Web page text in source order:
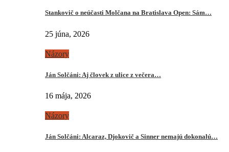
Stankovič o neúčasti Molčana na Bratislava Open: Sám…
25 júna, 2026
Názory
Ján Solčáni: Aj človek z ulice z večera…
16 mája, 2026
Názory
Ján Solčáni: Alcaraz, Djokovič a Sinner nemajú dokonalú…